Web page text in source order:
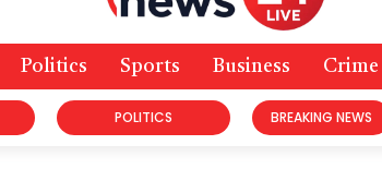
Politics Sports Business Crime
POLITICS BREAKING NEWS